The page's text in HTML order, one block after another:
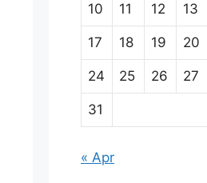
10 11 12 13
17 18 19 20
24 25 26 27
31
« Apr